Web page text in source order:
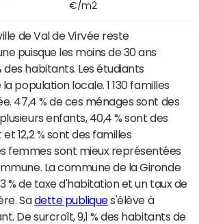
€/m2
de Val de Virvée reste
puisque les moins de 30 ans
des habitants. Les étudiants
population locale. 1 130 familles
47,4 % de ces ménages sont des
enfants, 40,4 % sont des
12,2 % sont des familles
femmes sont mieux représentées
La commune de la Gironde
% de taxe d'habitation et un taux de
Sadette publiques'élève à
De surcroît, 9,1 % des habitants de